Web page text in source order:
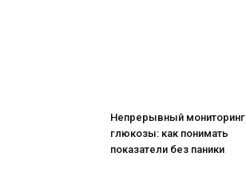
Непрерывный мониторинг
глюкозы: как понимать
показатели без паники